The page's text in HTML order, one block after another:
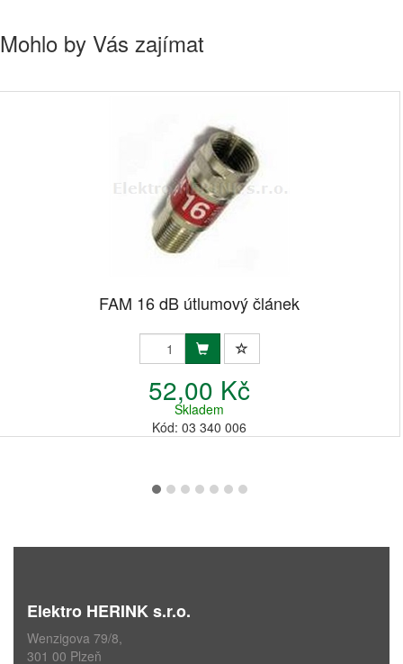
Mohlo by Vás zajímat
FAM 16 dB útlumový článek
52,00 Kč
Skladem
Kód: 03 340 006
Elektro HERINK s.r.o.
Wenzigova 79/8,
301 00 Plzeň